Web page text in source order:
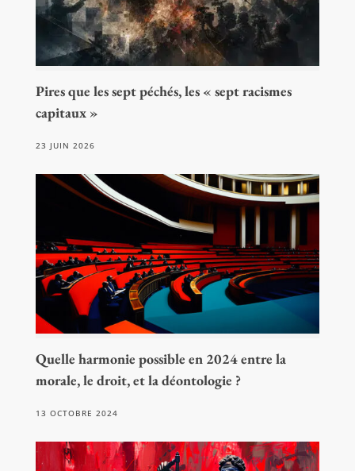
Pires que les sept péchés, les « sept racismes
capitaux »
23 JUIN 2026
Quelle harmonie possible en 2024 entre la
morale, le droit, et la déontologie ?
13 OCTOBRE 2024